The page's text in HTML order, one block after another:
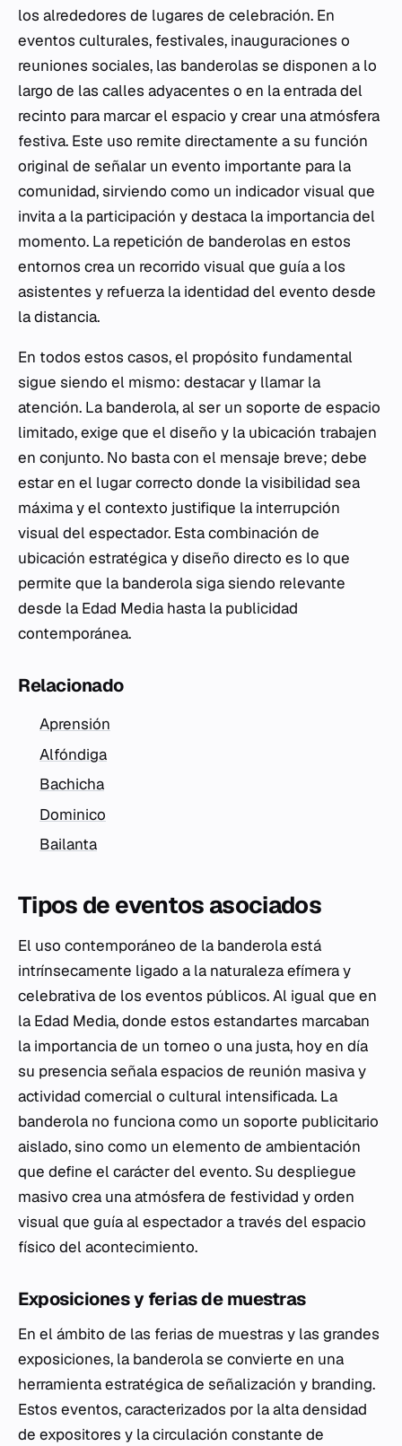
los alrededores de lugares de celebración. En
eventos culturales, festivales, inauguraciones o
reuniones sociales, las banderolas se disponen a lo
largo de las calles adyacentes o en la entrada del
recinto para marcar el espacio y crear una atmósfera
festiva. Este uso remite directamente a su función
original de señalar un evento importante para la
comunidad, sirviendo como un indicador visual que
invita a la participación y destaca la importancia del
momento. La repetición de banderolas en estos
entornos crea un recorrido visual que guía a los
asistentes y refuerza la identidad del evento desde
la distancia.
En todos estos casos, el propósito fundamental
sigue siendo el mismo: destacar y llamar la
atención. La banderola, al ser un soporte de espacio
limitado, exige que el diseño y la ubicación trabajen
en conjunto. No basta con el mensaje breve; debe
estar en el lugar correcto donde la visibilidad sea
máxima y el contexto justifique la interrupción
visual del espectador. Esta combinación de
ubicación estratégica y diseño directo es lo que
permite que la banderola siga siendo relevante
desde la Edad Media hasta la publicidad
contemporánea.
Relacionado
Aprensión
Alfóndiga
Bachicha
Dominico
Bailanta
Tipos de eventos asociados
El uso contemporáneo de la banderola está
intrínsecamente ligado a la naturaleza efímera y
celebrativa de los eventos públicos. Al igual que en
la Edad Media, donde estos estandartes marcaban
la importancia de un torneo o una justa, hoy en día
su presencia señala espacios de reunión masiva y
actividad comercial o cultural intensificada. La
banderola no funciona como un soporte publicitario
aislado, sino como un elemento de ambientación
que define el carácter del evento. Su despliegue
masivo crea una atmósfera de festividad y orden
visual que guía al espectador a través del espacio
físico del acontecimiento.
Exposiciones y ferias de muestras
En el ámbito de las ferias de muestras y las grandes
exposiciones, la banderola se convierte en una
herramienta estratégica de señalización y branding.
Estos eventos, caracterizados por la alta densidad
de expositores y la circulación constante de